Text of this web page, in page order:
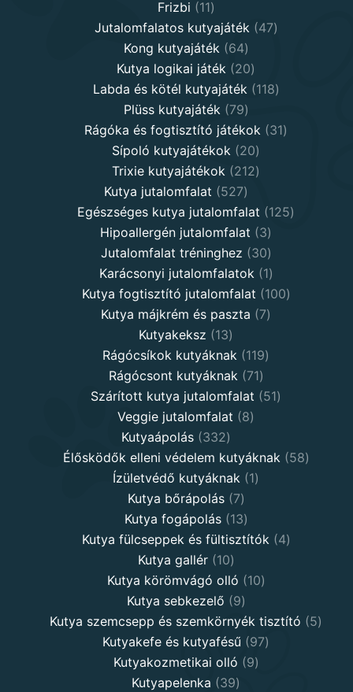
Frizbi 1111
products
Jutalomfalatos kutyajáték 4747
Kong kutyajáték 6464
products
Kutya logikai játék 2020
products
Labda és kötél kutyajáték 118118
Plüss kutyajáték 7979
products
Rágóka és fogtisztító játékok 3131
Sípoló kutyajátékok 2020
products
Trixie kutyajátékok 212212
Kutya jutalomfalat 527527
products
Egészséges kutya jutalomfalat 125125
Hipoallergén jutalomfalat 33
products
Jutalomfalat tréninghez 3030
products
Karácsonyi jutalomfalatok 11
product
Kutya fogtisztító jutalomfalat 100100
Kutya májkrém és paszta 77
Kutyakeksz 1313
products
Rágócsíkok kutyáknak 119119
Rágócsont kutyáknak 7171
products
Szárított kutya jutalomfalat 5151
Veggie jutalomfalat 88
Kutyaápolás 332332
products
Élősködők elleni védelem kutyáknak 5858
Ízületvédő kutyáknak 11
Kutya bőrápolás 77
products
Kutya fogápolás 1313
products
Kutya fülcseppek és fültisztítók 44
Kutya gallér 1010
products
Kutya körömvágó olló 1010
Kutya sebkezelő 99
products
Kutya szemcsepp és szemkörnyék tisztító 55
Kutyakefe és kutyafésű 9797
Kutyakozmetikai olló 99
Kutyapelenka 3939